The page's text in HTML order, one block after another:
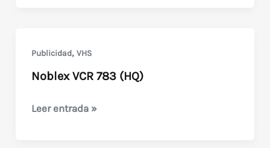
Publicidad, VHS
Noblex VCR 783 (HQ)
Noblex
Leer entrada »